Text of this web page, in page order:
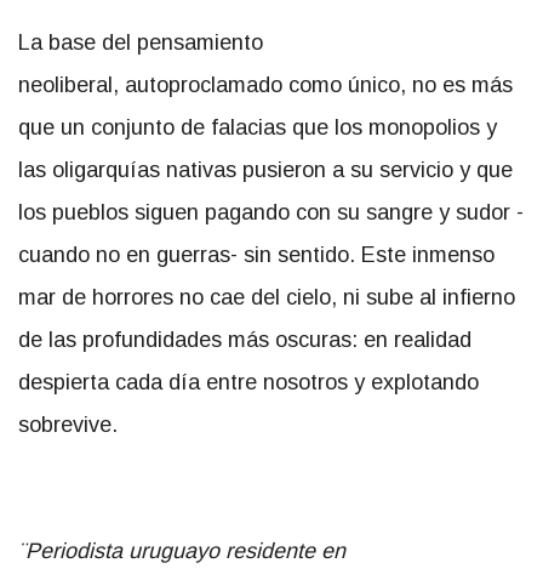
La base del pensamiento
neoliberal, autoproclamado como único, no es más
que un conjunto de falacias que los monopolios y
las oligarquías nativas pusieron a su servicio y que
los pueblos siguen pagando con su sangre y sudor -
cuando no en guerras- sin sentido. Este inmenso
mar de horrores no cae del cielo, ni sube al infierno
de las profundidades más oscuras: en realidad
despierta cada día entre nosotros y explotando
sobrevive.
¨Periodista uruguayo residente en